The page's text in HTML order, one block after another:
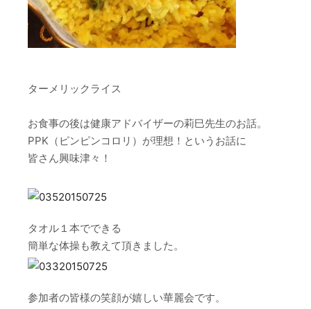
ターメリックライス
お食事の後は健康アドバイザーの莉巳先生のお話。
PPK（ピンピンコロリ）が理想！というお話に
皆さん興味津々！
タオル１本でできる
簡単な体操も教えて頂きました。
参加者の皆様の笑顔が嬉しい華麗会です。